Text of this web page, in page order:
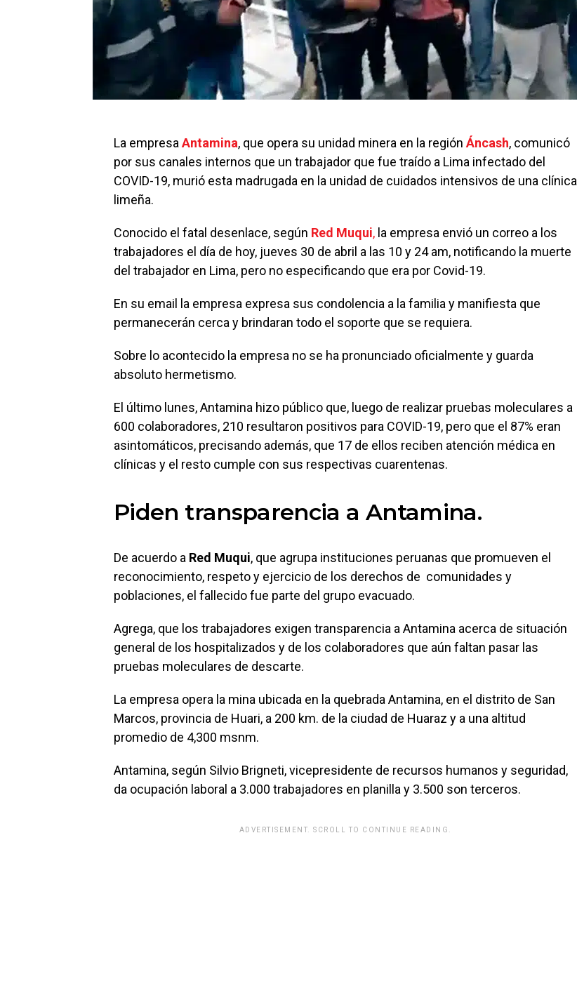
La empresa Antamina, que opera su unidad minera en la región Áncash, comunicó
por sus canales internos que un trabajador que fue traído a Lima infectado del
COVID-19, murió esta madrugada en la unidad de cuidados intensivos de una clínica
limeña.
Conocido el fatal desenlace, según Red Muqui, la empresa envió un correo a los
trabajadores el día de hoy, jueves 30 de abril a las 10 y 24 am, notificando la muerte
del trabajador en Lima, pero no especificando que era por Covid-19.
En su email la empresa expresa sus condolencia a la familia y manifiesta que
permanecerán cerca y brindaran todo el soporte que se requiera.
Sobre lo acontecido la empresa no se ha pronunciado oficialmente y guarda
absoluto hermetismo.
El último lunes, Antamina hizo público que, luego de realizar pruebas moleculares a
600 colaboradores, 210 resultaron positivos para COVID-19, pero que el 87% eran
asintomáticos, precisando además, que 17 de ellos reciben atención médica en
clínicas y el resto cumple con sus respectivas cuarentenas.
Piden transparencia a Antamina.
De acuerdo a Red Muqui, que agrupa instituciones peruanas que promueven el
reconocimiento, respeto y ejercicio de los derechos de comunidades y
poblaciones, el fallecido fue parte del grupo evacuado.
Agrega, que los trabajadores exigen transparencia a Antamina acerca de situación
general de los hospitalizados y de los colaboradores que aún faltan pasar las
pruebas moleculares de descarte.
La empresa opera la mina ubicada en la quebrada Antamina, en el distrito de San
Marcos, provincia de Huari, a 200 km. de la ciudad de Huaraz y a una altitud
promedio de 4,300 msnm.
Antamina, según Silvio Brigneti, vicepresidente de recursos humanos y seguridad,
da ocupación laboral a 3.000 trabajadores en planilla y 3.500 son terceros.
ADVERTISEMENT. SCROLL TO CONTINUE READING.